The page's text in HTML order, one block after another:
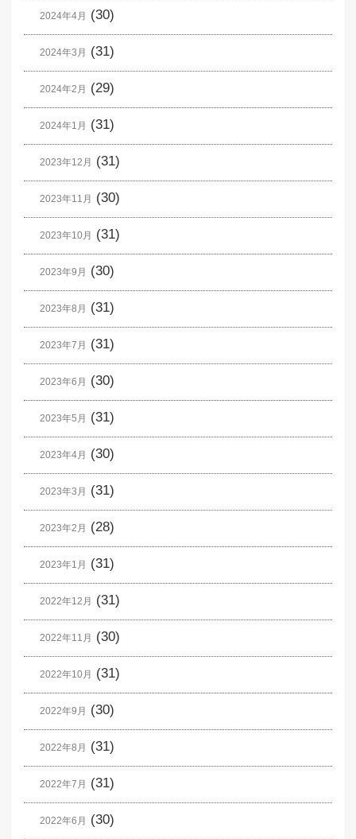
2024年4月 (30)
2024年3月 (31)
2024年2月 (29)
2024年1月 (31)
2023年12月 (31)
2023年11月 (30)
2023年10月 (31)
2023年9月 (30)
2023年8月 (31)
2023年7月 (31)
2023年6月 (30)
2023年5月 (31)
2023年4月 (30)
2023年3月 (31)
2023年2月 (28)
2023年1月 (31)
2022年12月 (31)
2022年11月 (30)
2022年10月 (31)
2022年9月 (30)
2022年8月 (31)
2022年7月 (31)
2022年6月 (30)